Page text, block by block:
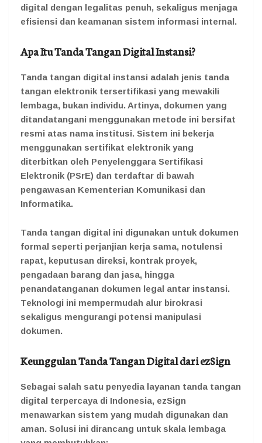
digital dengan legalitas penuh, sekaligus menjaga
efisiensi dan keamanan sistem informasi internal.
Apa Itu Tanda Tangan Digital Instansi?
Tanda tangan digital instansi adalah jenis tanda
tangan elektronik tersertifikasi yang mewakili
lembaga, bukan individu. Artinya, dokumen yang
ditandatangani menggunakan metode ini bersifat
resmi atas nama institusi. Sistem ini bekerja
menggunakan sertifikat elektronik yang
diterbitkan oleh Penyelenggara Sertifikasi
Elektronik (PSrE) dan terdaftar di bawah
pengawasan Kementerian Komunikasi dan
Informatika.
Tanda tangan digital ini digunakan untuk dokumen
formal seperti perjanjian kerja sama, notulensi
rapat, keputusan direksi, kontrak proyek,
pengadaan barang dan jasa, hingga
penandatanganan dokumen legal antar instansi.
Teknologi ini mempermudah alur birokrasi
sekaligus mengurangi potensi manipulasi
dokumen.
Keunggulan Tanda Tangan Digital dari ezSign
Sebagai salah satu penyedia layanan tanda tangan
digital terpercaya di Indonesia, ezSign
menawarkan sistem yang mudah digunakan dan
aman. Solusi ini dirancang untuk skala lembaga